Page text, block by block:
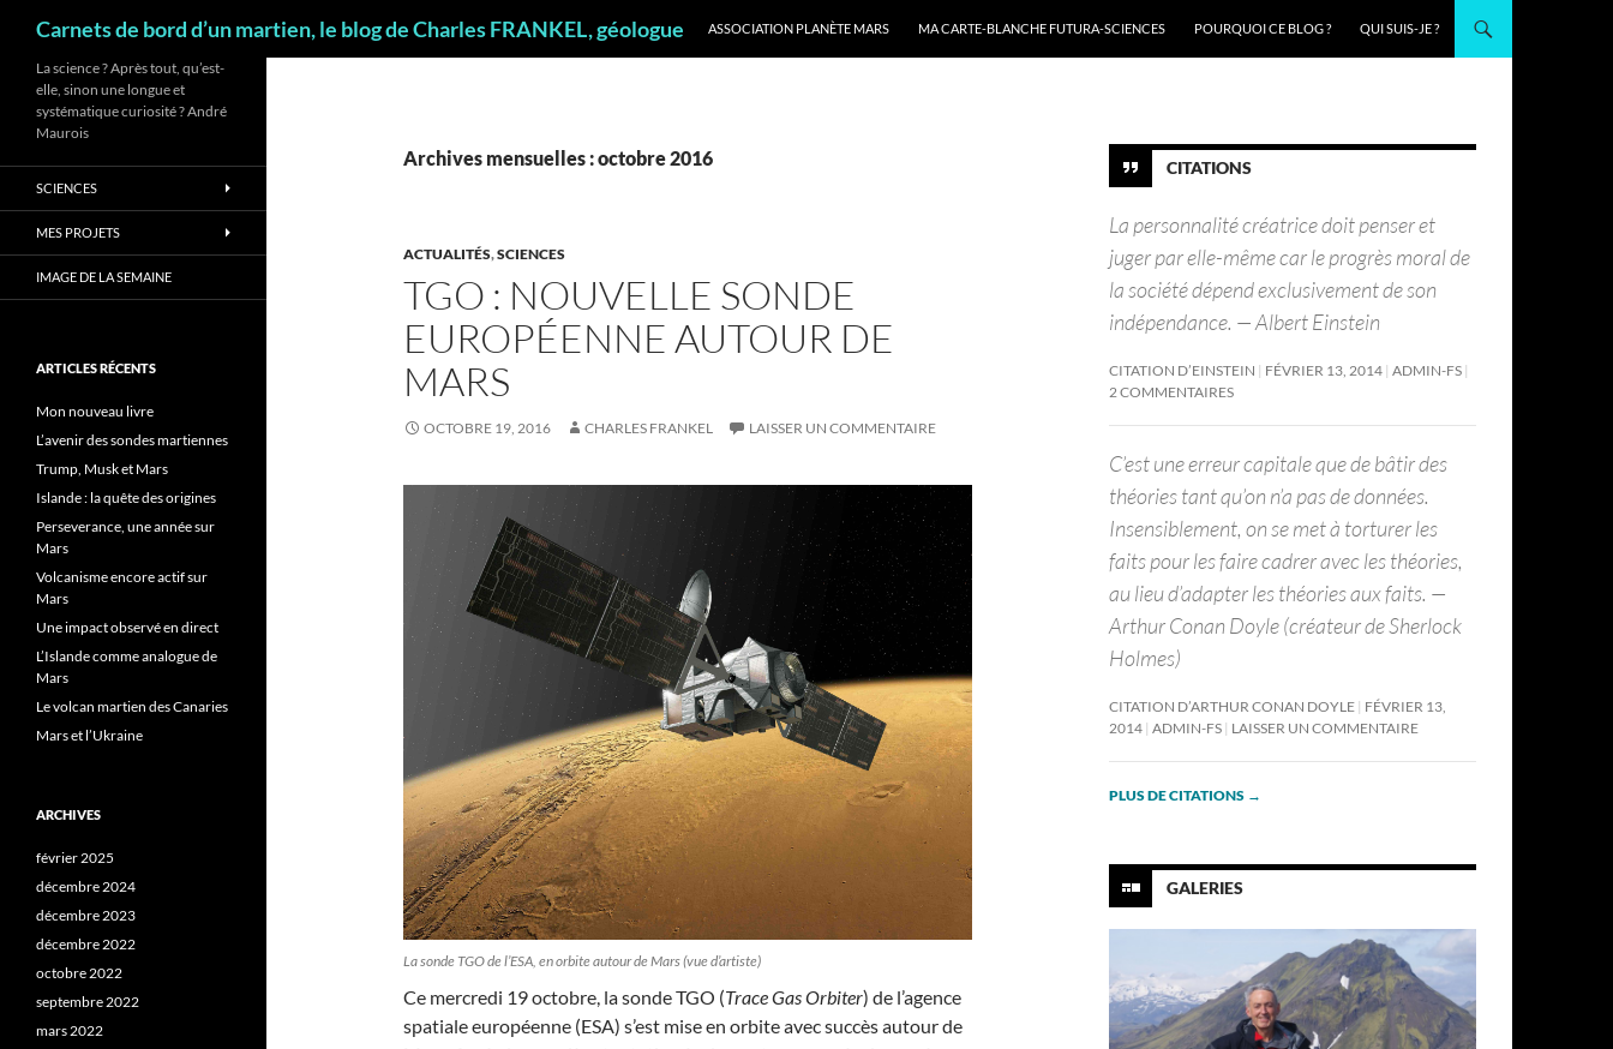
Carnets de bord d’un martien, le blog de Charles FRANKEL, géologue
ASSOCIATION PLANÈTE MARS
MA CARTE-BLANCHE FUTURA-SCIENCES POURQUOI CE BLOG ? QUI SUIS-JE ?
Archives mensuelles : octobre 2016
ACTUALITÉS,SCIENCES
TGO : NOUVELLE SONDE
EUROPÉENNE AUTOUR DE
MARS
OCTOBRE 19, 2016 CHARLES FRANKEL LAISSER UN COMMENTAIRE
La sonde TGO de l’ESA, en orbite autour de Mars (vue d’artiste)
Ce mercredi 19 octobre, la sonde TGO (Trace Gas Orbiter) de l’agence
spatiale européenne (ESA) s’est mise en orbite avec succès autour de
CITATIONS
La personnalité créatrice doit penser et
juger par elle-même car le progrès moral de
la société dépend exclusivement de son
indépendance. — Albert Einstein
CITATION D’EINSTEIN FÉVRIER 13, 2014 ADMIN-FS
2 COMMENTAIRES
C’est une erreur capitale que de bâtir des
théories tant qu’on n’a pas de données.
Insensiblement, on se met à torturer les
faits pour les faire cadrer avec les théories,
au lieu d’adapter les théories aux faits. —
Arthur Conan Doyle (créateur de Sherlock
Holmes)
CITATION D’ARTHUR CONAN DOYLE FÉVRIER 13,
2014 ADMIN-FS LAISSER UN COMMENTAIRE
PLUS DE CITATIONS →
GALERIES
La science ? Après tout, qu’est-
elle, sinon une longue et
systématique curiosité ? André
Maurois
SCIENCES
MES PROJETS
IMAGE DE LA SEMAINE
ARTICLES RÉCENTS
Mon nouveau livre
L’avenir des sondes martiennes
Trump, Musk et Mars
Islande : la quête des origines
Perseverance, une année sur
Mars
Volcanisme encore actif sur
Mars
Une impact observé en direct
L’Islande comme analogue de
Mars
Le volcan martien des Canaries
Mars et l’Ukraine
ARCHIVES
février 2025
décembre 2024
décembre 2023
décembre 2022
octobre 2022
septembre 2022
mars 2022